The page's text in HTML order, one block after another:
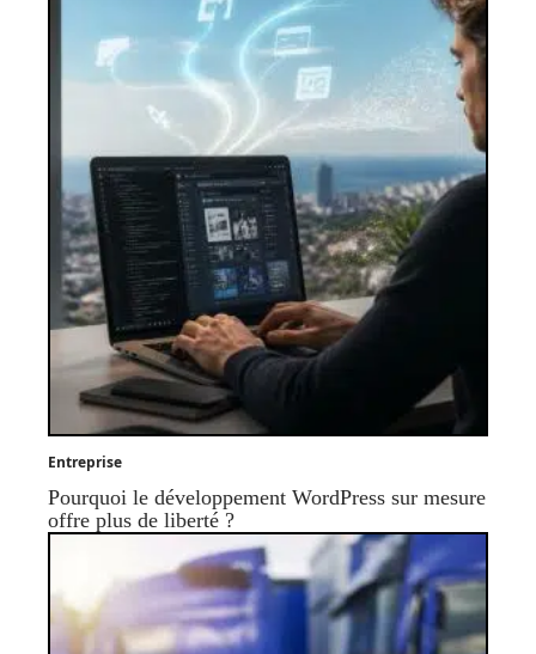
Entreprise
Pourquoi le développement WordPress sur mesure
offre plus de liberté ?